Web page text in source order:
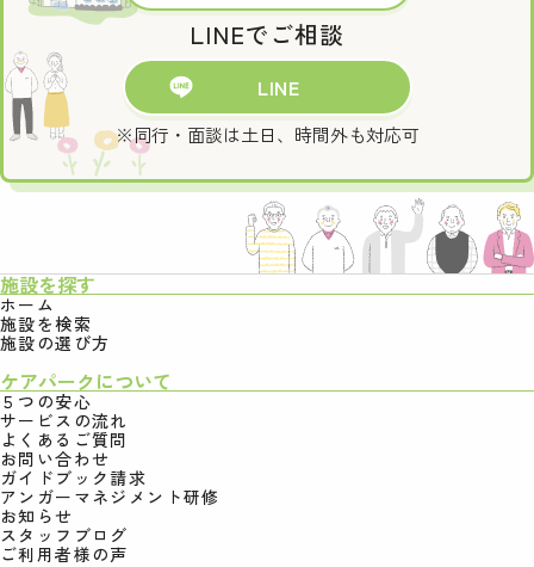
LINEでご相談
LINE
※同行・面談は土日、時間外も対応可
施設を探す
ホーム
施設を検索
施設の選び方
ケアパークについて
５つの安心
サービスの流れ
よくあるご質問
お問い合わせ
ガイドブック請求
アンガーマネジメント研修
お知らせ
スタッフブログ
ご利用者様の声